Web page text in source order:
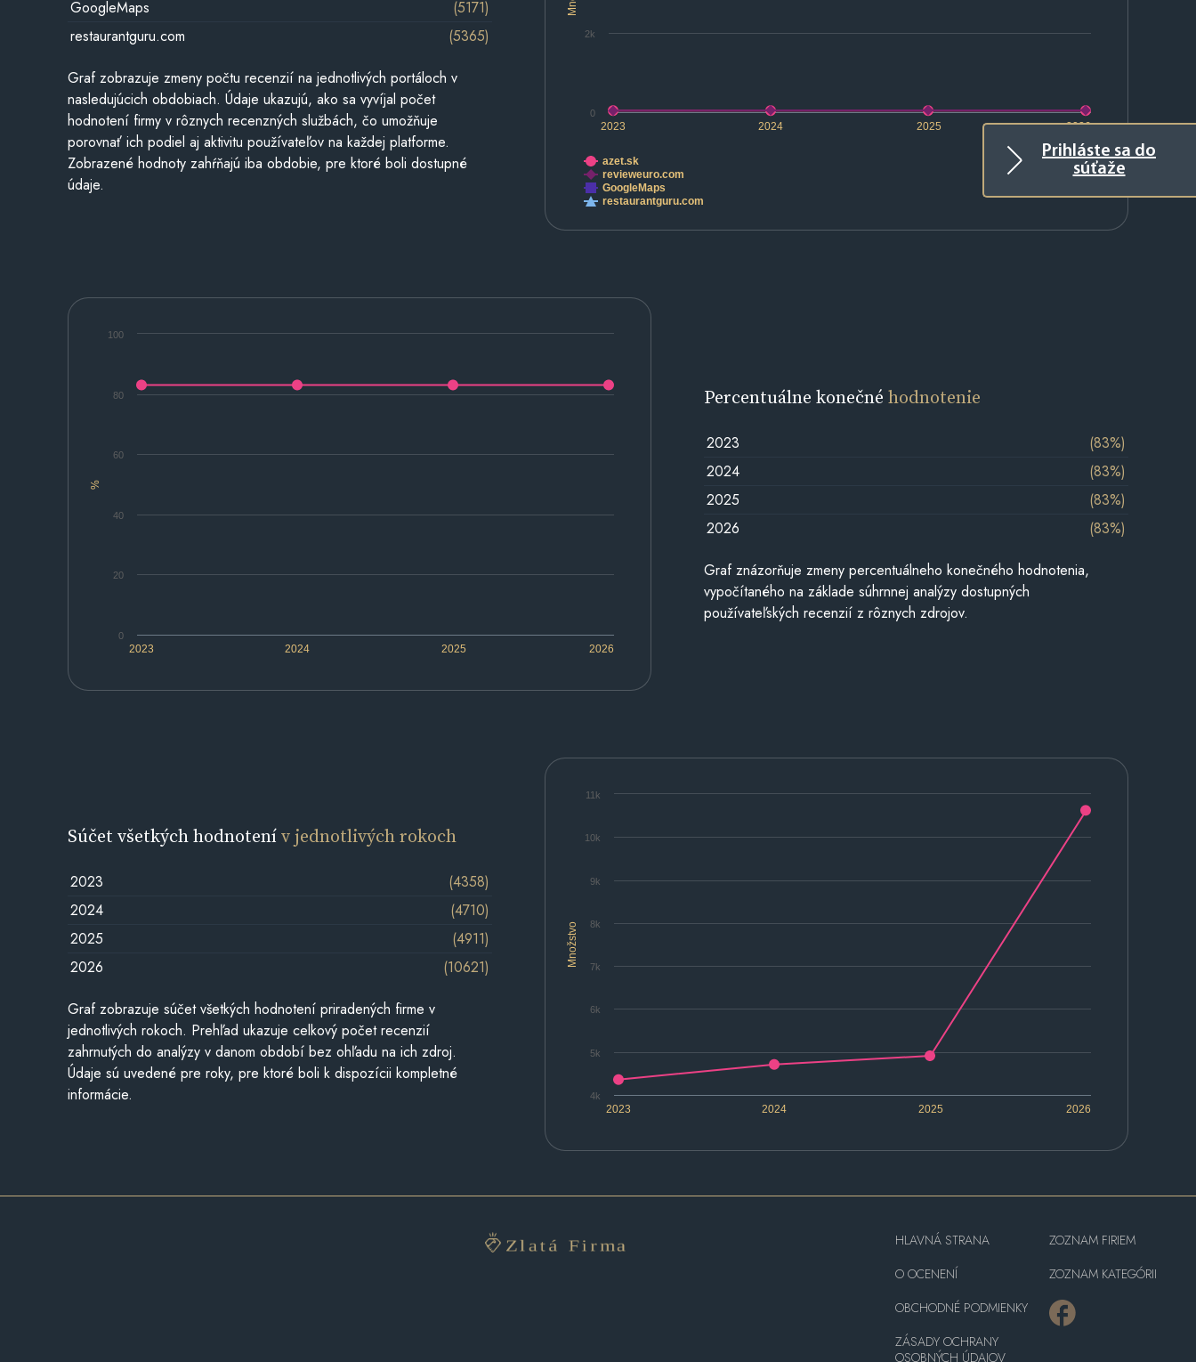
Prihláste sa do
súťaže
2023 2024 2025 2026
0
2k
azet.sk
revieweuro.com
GoogleMaps
restaurantguru.com
GoogleMaps
(5171)
restaurantguru.com
(5365)
Graf zobrazuje zmeny počtu recenzií na jednotlivých portáloch v
nasledujúcich obdobiach. Údaje ukazujú, ako sa vyvíjal počet
hodnotení firmy v rôznych recenzných službách, čo umožňuje
porovnať ich podiel aj aktivitu používateľov na každej platforme.
Zobrazené hodnoty zahŕňajú iba obdobie, pre ktoré boli dostupné
údaje.
%
2023 2024 2025 2026
0
20
40
60
80
100
Percentuálne konečnéhodnotenie
2023
(83%)
2024
(83%)
2025
(83%)
2026
(83%)
Graf znázorňuje zmeny percentuálneho konečného hodnotenia,
vypočítaného na základe súhrnnej analýzy dostupných
používateľských recenzií z rôznych zdrojov.
Množstvo
2023 2024 2025 2026
4k
5k
6k
7k
8k
9k
10k
11k
Súčet všetkých hodnotenív jednotlivých rokoch
2023
(4358)
2024
(4710)
2025
(4911)
2026
(10621)
Graf zobrazuje súčet všetkých hodnotení priradených firme v
jednotlivých rokoch. Prehľad ukazuje celkový počet recenzií
zahrnutých do analýzy v danom období bez ohľadu na ich zdroj.
Údaje sú uvedené pre roky, pre ktoré boli k dispozícii kompletné
informácie.
HLAVNÁ STRANA
O OCENENÍ
OBCHODNÉ PODMIENKY
ZÁSADY OCHRANY
OSOBNÝCH ÚDAJOV
ZOZNAM FIRIEM
ZOZNAM KATEGÓRII